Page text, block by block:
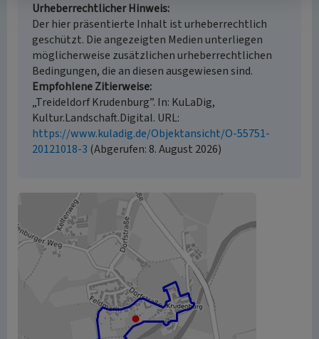
Urheberrechtlicher Hinweis
Der hier präsentierte Inhalt ist urheberrechtlich
geschützt. Die angezeigten Medien unterliegen
möglicherweise zusätzlichen urheberrechtlichen
Bedingungen, die an diesen ausgewiesen sind.
Empfohlene Zitierweise
„Treideldorf Krudenburg”. In: KuLaDig,
Kultur.Landschaft.Digital. URL:
https://www.kuladig.de/Objektansicht/O-55751-
20121018-3 (Abgerufen: 8. August 2026)